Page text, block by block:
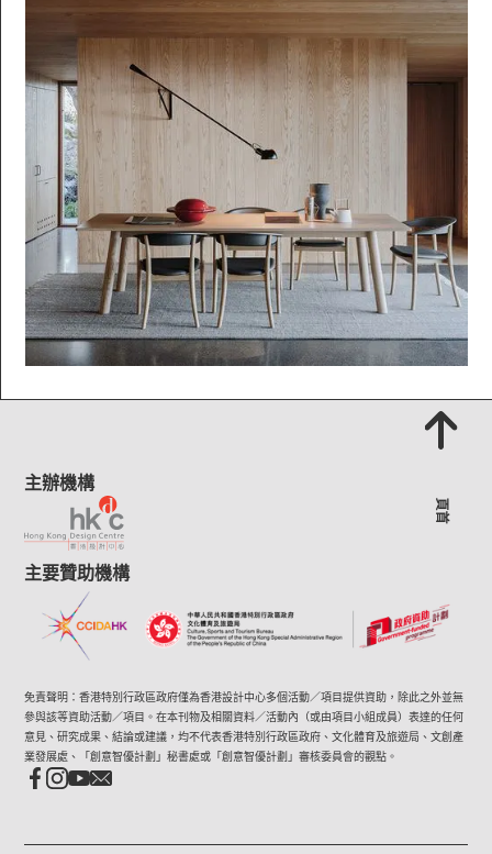
頁首
主辦機構
主要贊助機構
免責聲明：香港特別行政區政府僅為香港設計中心多個活動／項目提供資助，除此之外並無
參與該等資助活動／項目。在本刊物及相關資料／活動內（或由項目小組成員）表達的任何
意見、研究成果、結論或建議，均不代表香港特別行政區政府、文化體育及旅遊局、文創產
業發展處、「創意智優計劃」秘書處或「創意智優計劃」審核委員會的觀點。